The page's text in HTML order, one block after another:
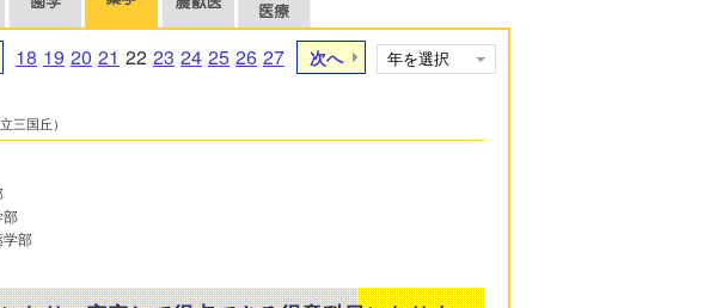
18 19 20 21 22 23 24 25 26 27 次へ
三国丘）
部
学部